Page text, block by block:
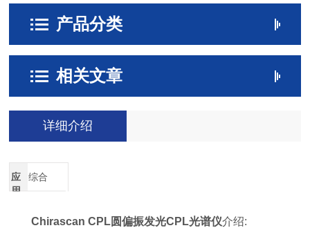
产品分类
相关文章
详细介绍
应
用
综合
Chirascan CPL圆偏振发光CPL光谱仪介绍: